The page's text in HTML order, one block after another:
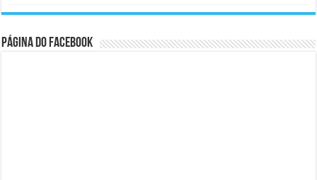
Página do Facebook